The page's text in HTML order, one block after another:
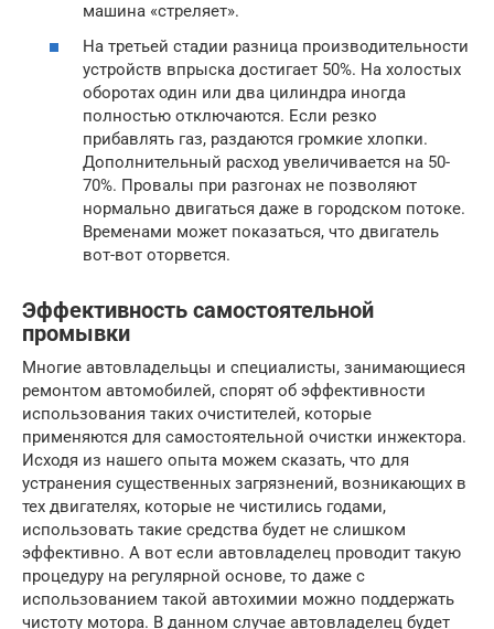
машина «стреляет».
На третьей стадии разница производительности
устройств впрыска достигает 50%. На холостых
оборотах один или два цилиндра иногда
полностью отключаются. Если резко
прибавлять газ, раздаются громкие хлопки.
Дополнительный расход увеличивается на 50-
70%. Провалы при разгонах не позволяют
нормально двигаться даже в городском потоке.
Временами может показаться, что двигатель
вот-вот оторвется.
Эффективность самостоятельной
промывки
Многие автовладельцы и специалисты, занимающиеся
ремонтом автомобилей, спорят об эффективности
использования таких очистителей, которые
применяются для самостоятельной очистки инжектора.
Исходя из нашего опыта можем сказать, что для
устранения существенных загрязнений, возникающих в
тех двигателях, которые не чистились годами,
использовать такие средства будет не слишком
эффективно. А вот если автовладелец проводит такую
процедуру на регулярной основе, то даже с
использованием такой автохимии можно поддержать
чистоту мотора. В данном случае автовладелец будет